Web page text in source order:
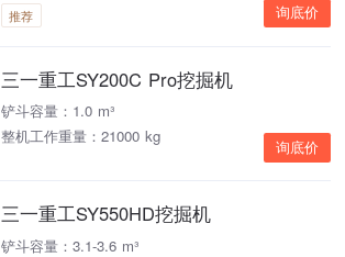
推荐 询底价
三一重工SY200C Pro挖掘机
铲斗容量：1.0 m³
整机工作重量：21000 kg
询底价
三一重工SY550HD挖掘机
铲斗容量：3.1-3.6 m³